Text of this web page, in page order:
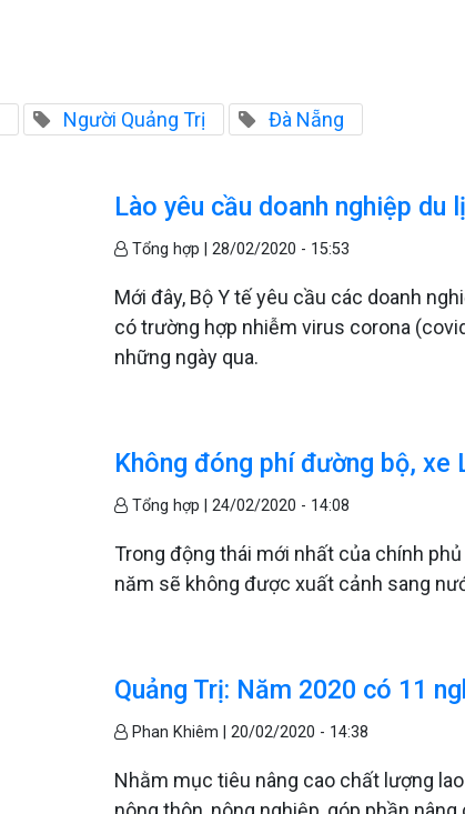
Người Quảng Trị Đà Nẵng
Lào yêu cầu doanh nghiệp
Tổng hợp |28/02/2020 - 15:53
Mới đây, Bộ Y tế yêu cầu các doanh
có trường hợp nhiễm virus corona
những ngày qua.
Không đóng phí đường bộ, xe
Tổng hợp |24/02/2020 - 14:08
Trong động thái mới nhất của chính
năm sẽ không được xuất cảnh sang
Quảng Trị: Năm 2020 có 11
Phan Khiêm |20/02/2020 - 14:38
Nhằm mục tiêu nâng cao chất lượng